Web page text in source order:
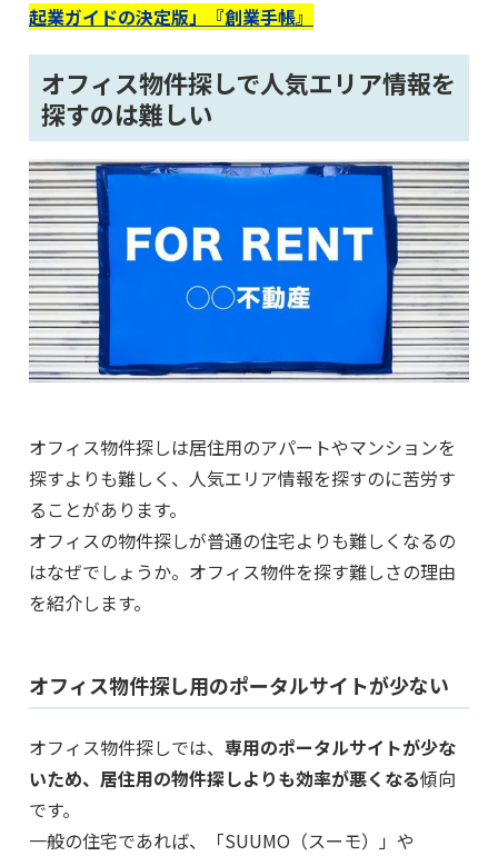
起業ガイドの決定版」『創業手帳』
オフィス物件探しで人気エリア情報を
探すのは難しい
オフィス物件探しは居住用のアパートやマンションを
探すよりも難しく、人気エリア情報を探すのに苦労す
ることがあります。
オフィスの物件探しが普通の住宅よりも難しくなるの
はなぜでしょうか。オフィス物件を探す難しさの理由
を紹介します。
オフィス物件探し用のポータルサイトが少ない
オフィス物件探しでは、 専用のポータルサイトが少な
いため、居住用の物件探しよりも効率が悪くなる傾向
です。
一般の住宅であれば、「SUUMO（スーモ）」や